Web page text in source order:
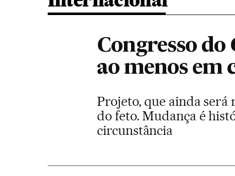
Congresso
ao menos em
Projeto, que ainda será
do feto. Mudança é
circunstância